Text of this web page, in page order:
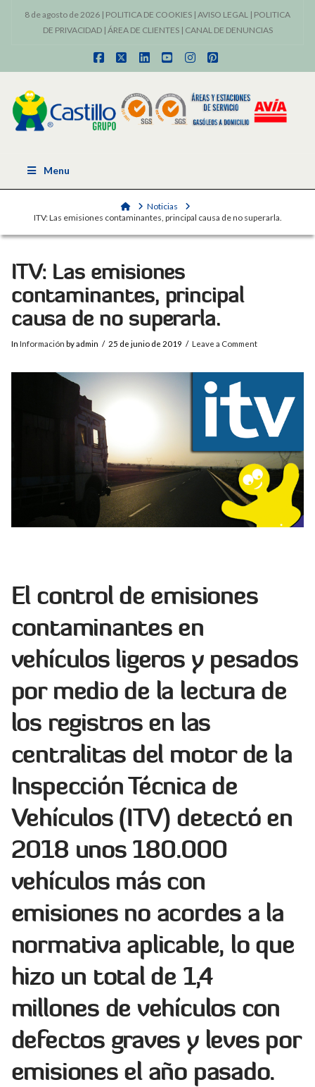
8 de agosto de 2026 | POLITICA DE COOKIES | AVISO LEGAL | POLITICA
DE PRIVACIDAD| ÁREA DE CLIENTES| CANAL DE DENUNCIAS
Facebook
X LinkedInYouTubeInstagram
Pinterest
Menu
HomeNoticias
ITV: Las emisiones contaminantes, principal causa de no superarla.
ITV: Las emisiones
contaminantes, principal
causa de no superarla.
In Información by admin 25 de junio de 2019 Leave a Comment
El control de emisiones
contaminantes en
vehículos ligeros y pesados
por medio de la lectura de
los registros en las
centralitas del motor de la
Inspección Técnica de
Vehículos (ITV) detectó en
2018 unos 180.000
vehículos más con
emisiones no acordes a la
normativa aplicable, lo que
hizo un total de 1,4
millones de vehículos con
defectos graves y leves por
emisiones el año pasado.